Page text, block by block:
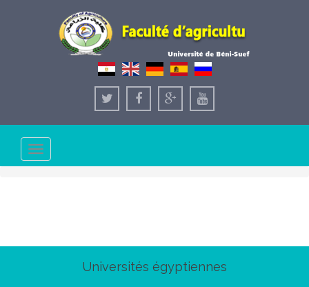
Toggle
navigation
Universités égyptiennes